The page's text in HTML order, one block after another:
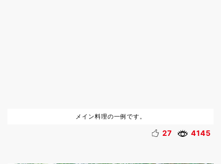
メイン料理の一例です。
27 4145